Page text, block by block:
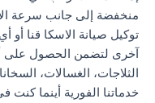
منخفضة إلى جانب سرعة
توكيل صيانة الاسكا قنا
آخرى لتضمن الحصول على
الثلاجات، الغسالات،
خدماتنا الفورية أينما